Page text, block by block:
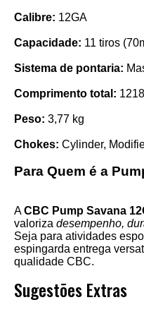
Calibre: 12GA
Capacidade: 11 tiros
Sistema de pontaria:
Comprimento total:
Peso: 3,77 kg
Chokes: Cylinder,
Para Quem é a
ACBC Pump Savana
valoriza desempenho,
Seja para atividades
espingarda entrega
qualidade CBC.
Sugestões Extras